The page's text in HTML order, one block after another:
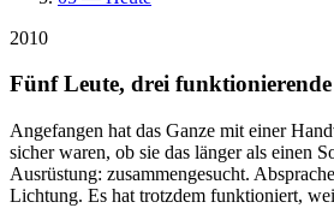
2010
Fünf Leute, drei
Angefangen hat das Ganze mit einer
sicher waren, ob sie das länger als einen
Ausrüstung: zusammengesucht.
Lichtung. Es hat trotzdem funktioniert,